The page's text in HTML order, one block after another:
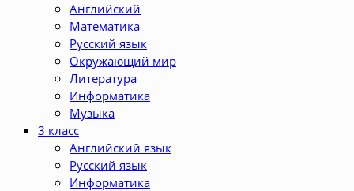
Английский
Математика
Русский язык
Окружающий мир
Литература
Информатика
Музыка
3 класс
Английский язык
Русский язык
Информатика